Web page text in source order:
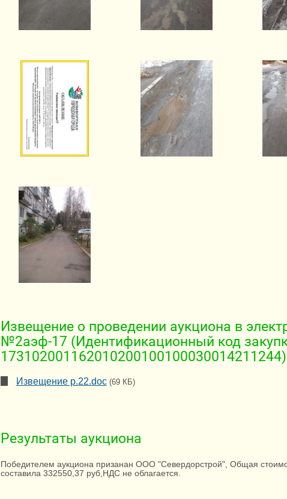
Извещение о проведении аукциона в
№2аэф-17 (Идентификационный код
173102001162010200100100030014211244)
Извещение р.22.doc (69 КБ)
Результаты аукциона
Победителем аукциона призанан ООО "Севердорстрой", Общая
составила 332550,37 руб,НДС не облагается.